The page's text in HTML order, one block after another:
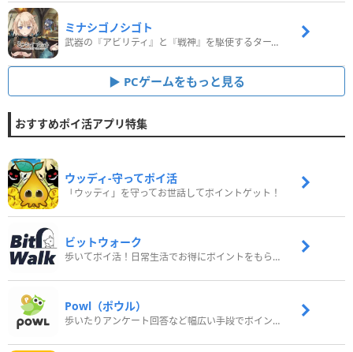
ミナシゴノシゴト
武器の『アビリティ』と『戦神』を駆使するターン制コマンドバトルRPG！
PCゲームをもっと見る
おすすめポイ活アプリ特集
ウッディ‐守ってポイ活
「ウッディ」を守ってお世話してポイントゲット！
ビットウォーク
歩いてポイ活！日常生活でお得にポイントをもらおう
Powl（ポウル）
歩いたりアンケート回答など幅広い手段でポイントをゲット